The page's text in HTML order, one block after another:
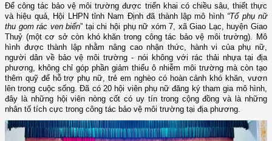
Để công tác bảo vệ môi trường được triển khai có chiều sâu, thiết thực
và hiệu quả, Hội LHPN tỉnh Nam Định đã thành lập mô hình “Tổ phụ nữ
thu gom rác ven biển” tại chi hội phụ nữ xóm 7, xã Giao Lạc, huyện Giao
Thuỷ (một cơ sở còn khó khăn trong công tác bảo vệ môi trường). Mô
hình được thành lập nhằm nâng cao nhận thức, hành vi của phụ nữ,
người dân về bảo vệ môi trường - nói không với rác thải nhựa tại địa
phương, không chỉ góp phần giảm thiểu ô nhiễm môi trường mà còn tạo
thêm quỹ để hỗ trợ phụ nữ, trẻ em nghèo có hoàn cảnh khó khăn, vươn
lên trong cuộc sống.Đã có 20 hội viên phụ nữđăng kýtham gia mô hình,
đây là những hội viên nòng cốt có uy tín trong cộng đồng và là những
nhân tố tích cực trong công tác bảo vệ môi trường tại địa phương.